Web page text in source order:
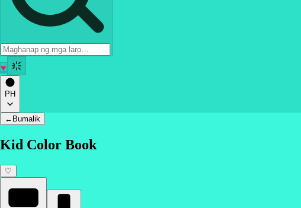
♥
PH
← Bumalik
Kid Color Book
♡